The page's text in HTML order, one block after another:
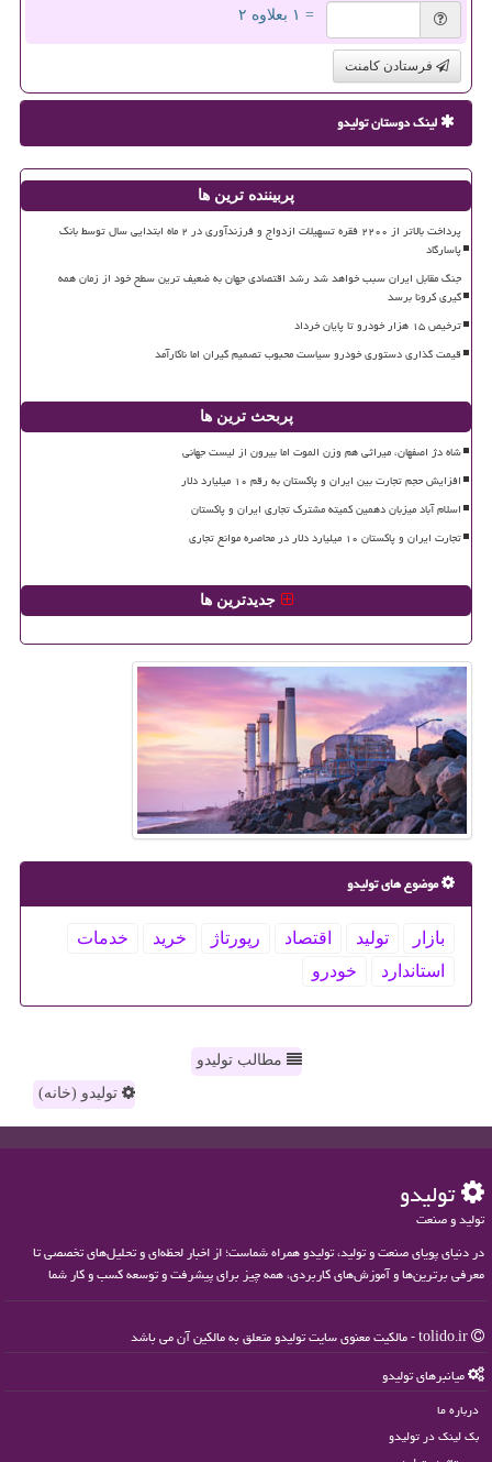
= ۱ بعلاوه ۲
فرستادن کامنت
لینک دوستان تولیدو
پربیننده ترین ها
پرداخت بالاتر از ۲۲۰۰ فقره تسهیلات ازدواج و فرزندآوری در ۲ ماه ابتدایی سال توسط بانک
پاسارگاد
جنگ مقابل ایران سبب خواهد شد رشد اقتصادی جهان به ضعیف ترین سطح خود از زمان همه
گیری کرونا برسد
ترخیص ۱۵ هزار خودرو تا پایان خرداد
قیمت گذاری دستوری خودرو سیاست محبوب تصمیم گیران اما ناکارآمد
پربحث ترین ها
شاه دژ اصفهان، میراثی هم وزن الموت اما بیرون از لیست جهانی
افزایش حجم تجارت بین ایران و پاکستان به رقم ۱۰ میلیارد دلار
اسلام آباد میزبان دهمین کمیته مشترک تجاری ایران و پاکستان
تجارت ایران و پاکستان ۱۰ میلیارد دلار در محاصره موانع تجاری
جدیدترین ها
موضوع های تولیدو
بازار تولید اقتصاد رپورتاژ خرید
خدمات
استاندارد
خودرو
مطالب تولیدو
تولیدو (خانه)
تولیدو
تولید و صنعت
در دنیای پویای صنعت و تولید، تولیدو همراه شماست؛ از اخبار لحظه‌ای و تحلیل‌های تخصصی تا
معرفی برترین‌ها و آموزش‌های کاربردی، همه چیز برای پیشرفت و توسعه کسب و کار شما
میانبرهای تولیدو
درباره ما
بک لینک در تولیدو